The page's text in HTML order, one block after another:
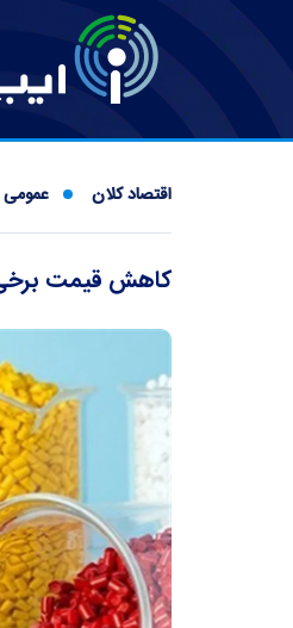
اقتصاد کلان عمومی
کاهش قیمت برخی